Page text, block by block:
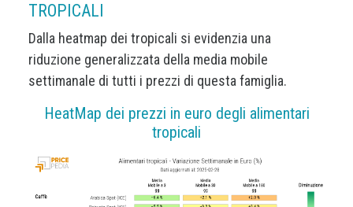
TROPICALI
Dalla heatmap dei tropicali si evidenzia una
riduzione generalizzata della media mobile
settimanale di tutti i prezzi di questa famiglia.
HeatMap dei prezzi in euro degli alimentari
tropicali